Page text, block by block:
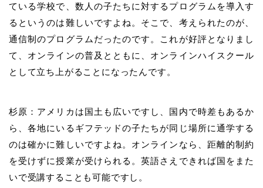
ている学校で、数人の子たちに対するプログラムを導入す
るというのは難しいですよね。そこで、考えられたのが、
通信制のプログラムだったのです。これが好評となりまし
て、オンラインの普及とともに、オンラインハイスクール
として立ち上がることになったんです。
杉原：アメリカは国土も広いですし、国内で時差もあるか
ら、各地にいるギフテッドの子たちが同じ場所に通学する
のは確かに難しいですよね。オンラインなら、距離的制約
を受けずに授業が受けられる。英語さえできれば国をまた
いで受講することも可能ですし。